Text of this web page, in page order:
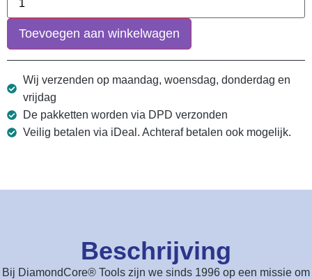
Toevoegen aan winkelwagen
Wij verzenden op maandag, woensdag, donderdag en
vrijdag
De pakketten worden via DPD verzonden
Veilig betalen via iDeal. Achteraf betalen ook mogelijk.
Beschrijving
Bij DiamondCore® Tools zijn we sinds 1996 op een missie om